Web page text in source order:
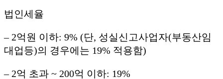
법인세율
– 2억원 이하: 9% (단, 성실신고사업자(부동산임
대업등)의 경우에는 19% 적용함)
– 2억 초과 ~ 200억 이하: 19%